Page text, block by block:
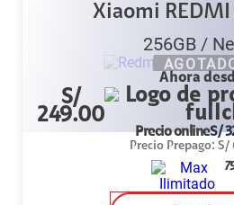
Xiaomi REDMI
256GB/
Ahora
S/
249.00
Precio onlineS/
Precio Prepago: S/